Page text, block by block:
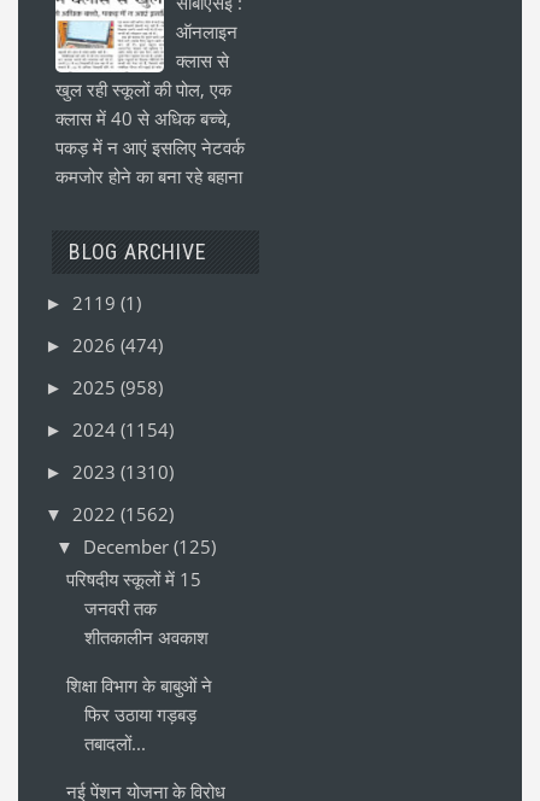
ऑनलाइन
क्लास से
खुल रही स्कूलों की पोल, एक
क्लास में 40 से अधिक बच्चे,
पकड़ में न आएं इसलिए नेटवर्क
कमजोर होने का बना रहे बहाना
BLOG ARCHIVE
► 2119 (1)
► 2026 (474)
► 2025 (958)
► 2024 (1154)
► 2023 (1310)
▼ 2022 (1562)
▼ December (125)
परिषदीय स्कूलों में 15
जनवरी तक
शीतकालीन अवकाश
शिक्षा विभाग के बाबुओं ने
फिर उठाया गड़बड़
तबादलों...
नई पेंशन योजना के विरोध